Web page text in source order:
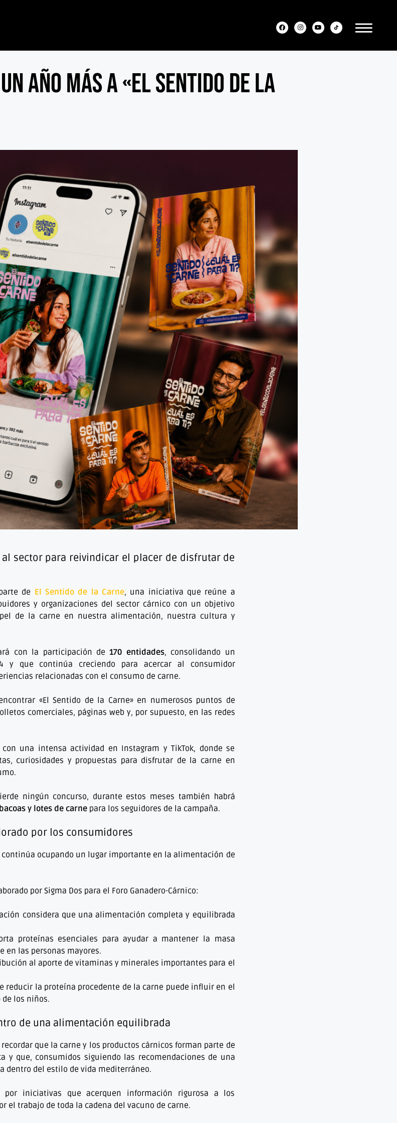
un año más a «El Sentido de la
sector para reivindicar el placer de disfrutar de
de El Sentido de la Carne, una iniciativa que reúne a
y organizaciones del sector cárnico con un objetivo
de la carne en nuestra alimentación, nuestra cultura y
con la participación de170 entidades, consolidando un
y que continúa creciendo para acercar al consumidor
relacionadas con el consumo de carne.
«El Sentido de la Carne» en numerosos puntos de
comerciales, páginas web y, por supuesto, en las redes
una intensa actividad en Instagram y TikTok, donde se
curiosidades y propuestas para disfrutar de la carne en
ningún concurso, durante estos meses también habrá
y lotes de carnepara los seguidores de la campaña.
por los consumidores
continúa ocupando un lugar importante en la alimentación de
por Sigma Dos para el Foro Ganadero-Cárnico:
considera que una alimentación completa y equilibrada
proteínas esenciales para ayudar a mantener la masa
en las personas mayores.
al aporte de vitaminas y minerales importantes para el
reducir la proteína procedente de la carne puede influir en el
los niños.
de una alimentación equilibrada
recordar que la carne y los productos cárnicos forman parte de
y que, consumidos siguiendo las recomendaciones de una
dentro del estilo de vida mediterráneo.
por iniciativas que acerquen información rigurosa a los
el trabajo de toda la cadena del vacuno de carne.